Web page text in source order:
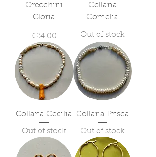
Orecchini
Gloria
Price
€24.00
Collana
Cornelia
Out of stock
Collana Cecilia
Out of stock
Collana Prisca
Out of stock